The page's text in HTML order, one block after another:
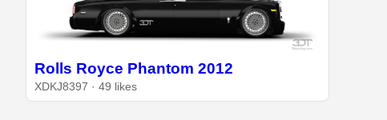
Rolls Royce Phantom 2012
XDKJ8397 · 49 likes